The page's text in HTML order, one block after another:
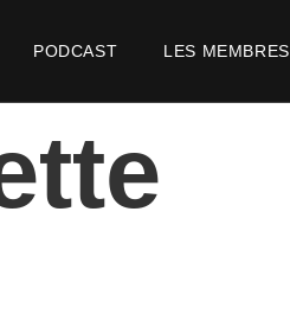
PODCAST LES MEMBRES